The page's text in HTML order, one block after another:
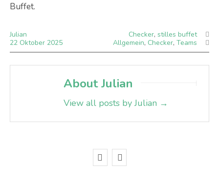
Buffet.
Julian
22 Oktober 2025
Checker, stilles buffet
Allgemein, Checker, Teams
About Julian
View all posts by Julian →